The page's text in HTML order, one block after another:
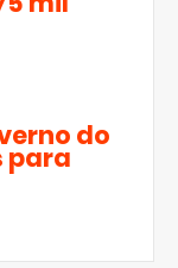
do
para